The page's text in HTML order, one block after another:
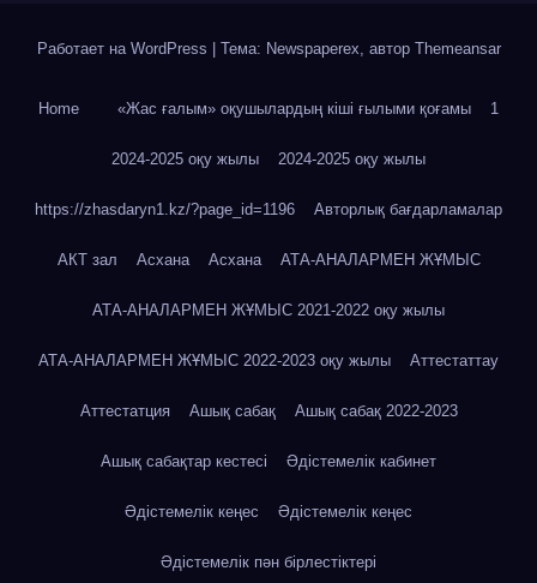
Работает на WordPress Тема: Newspaperex, автор Themeansar
Home «Жас ғалым» оқушылардың кіші ғылыми қоғамы 1
2024-2025 оқу жылы 2024-2025 оқу жылы
https://zhasdaryn1.kz/?page_id=1196 Авторлық бағдарламалар
АКТ зал Асхана Асхана АТА-АНАЛАРМЕН ЖҰМЫС
АТА-АНАЛАРМЕН ЖҰМЫС 2021-2022 оқу жылы
АТА-АНАЛАРМЕН ЖҰМЫС 2022-2023 оқу жылы Аттестаттау
Аттестатция Ашық сабақ Ашық сабақ 2022-2023
Ашық сабақтар кестесі Әдістемелік кабинет
Әдістемелік кеңес Әдістемелік кеңес
Әдістемелік пән бірлестіктері